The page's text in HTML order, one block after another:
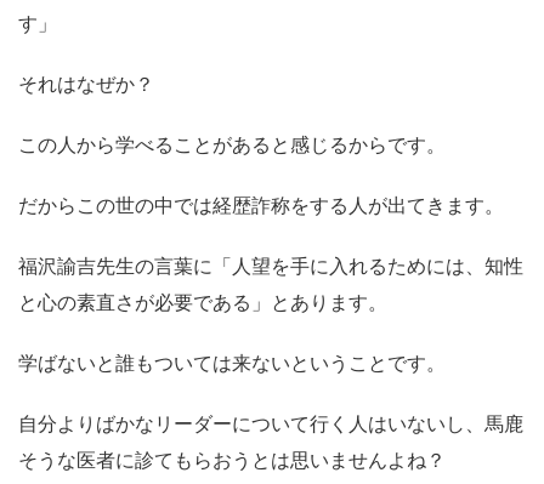
す」
それはなぜか？
この人から学べることがあると感じるからです。
だからこの世の中では経歴詐称をする人が出てきます。
福沢諭吉先生の言葉に「人望を手に入れるためには、知性
と心の素直さが必要である」とあります。
学ばないと誰もついては来ないということです。
自分よりばかなリーダーについて行く人はいないし、馬鹿
そうな医者に診てもらおうとは思いませんよね？